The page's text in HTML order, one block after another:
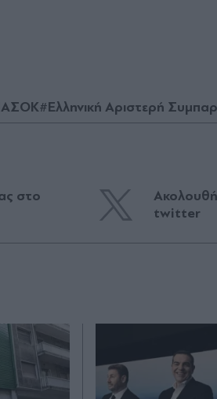
#Ελληνική Αριστερή
στο
twitter